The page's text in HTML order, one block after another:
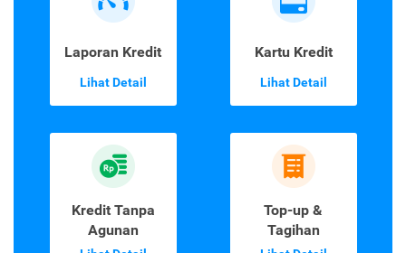
Laporan Kredit
Lihat Detail
Kartu Kredit
Lihat Detail
Kredit Tanpa
Agunan
Top-up &
Tagihan